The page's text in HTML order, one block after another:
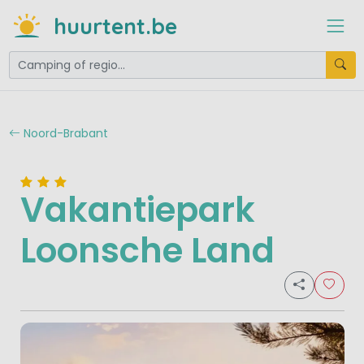
huurtent.be
Noord-Brabant
Vakantiepark
Loonsche Land